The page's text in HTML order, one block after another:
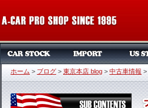
ホーム > ブログ > 東京本店 blog > 中古車情報 >